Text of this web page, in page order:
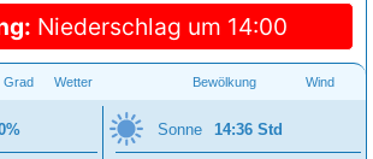
Niederschlag um 14:00
Grad Wetter Bewölkung Wind
Sonne 14:36 Std